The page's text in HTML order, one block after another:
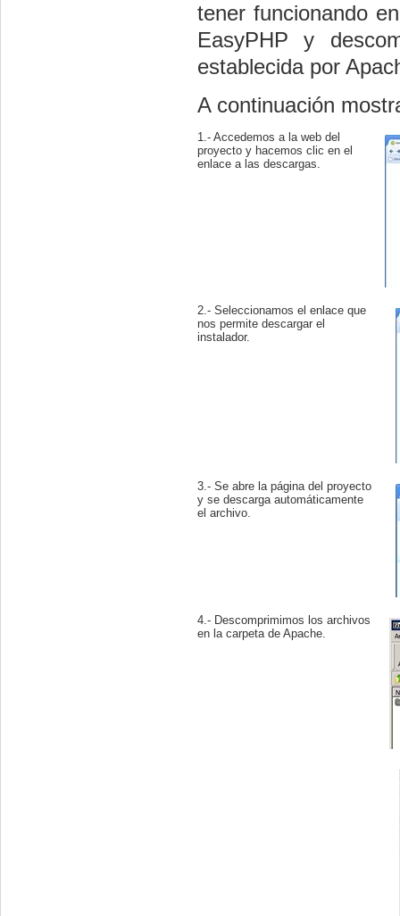
tener funcionando
EasyPHP y
establecida por
A continuación
1.- Accedemos a la web del
proyecto y hacemos clic en el
enlace a las descargas.
2.- Seleccionamos el enlace que
nos permite descargar el
instalador.
3.- Se abre la página del proyecto
y se descarga automáticamente
el archivo.
4.- Descomprimimos los archivos
en la carpeta de Apache.